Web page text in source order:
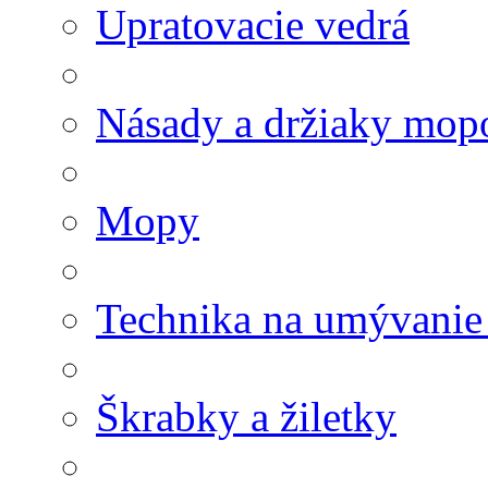
Upratovacie vedrá
Násady a držiaky
Mopy
Technika na
Škrabky a žiletky